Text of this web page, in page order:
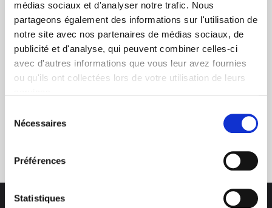
médias sociaux et d'analyser notre trafic. Nous
partageons également des informations sur l'utilisation de
notre site avec nos partenaires de médias sociaux, de
publicité et d'analyse, qui peuvent combiner celles-ci
avec d'autres informations que vous leur avez fournies
ou qu'ils ont collectées lors de votre utilisation de leurs
Nécessaires
Préférences
Statistiques
+ de 10 ans d'expertise
dans le photovoltaïque